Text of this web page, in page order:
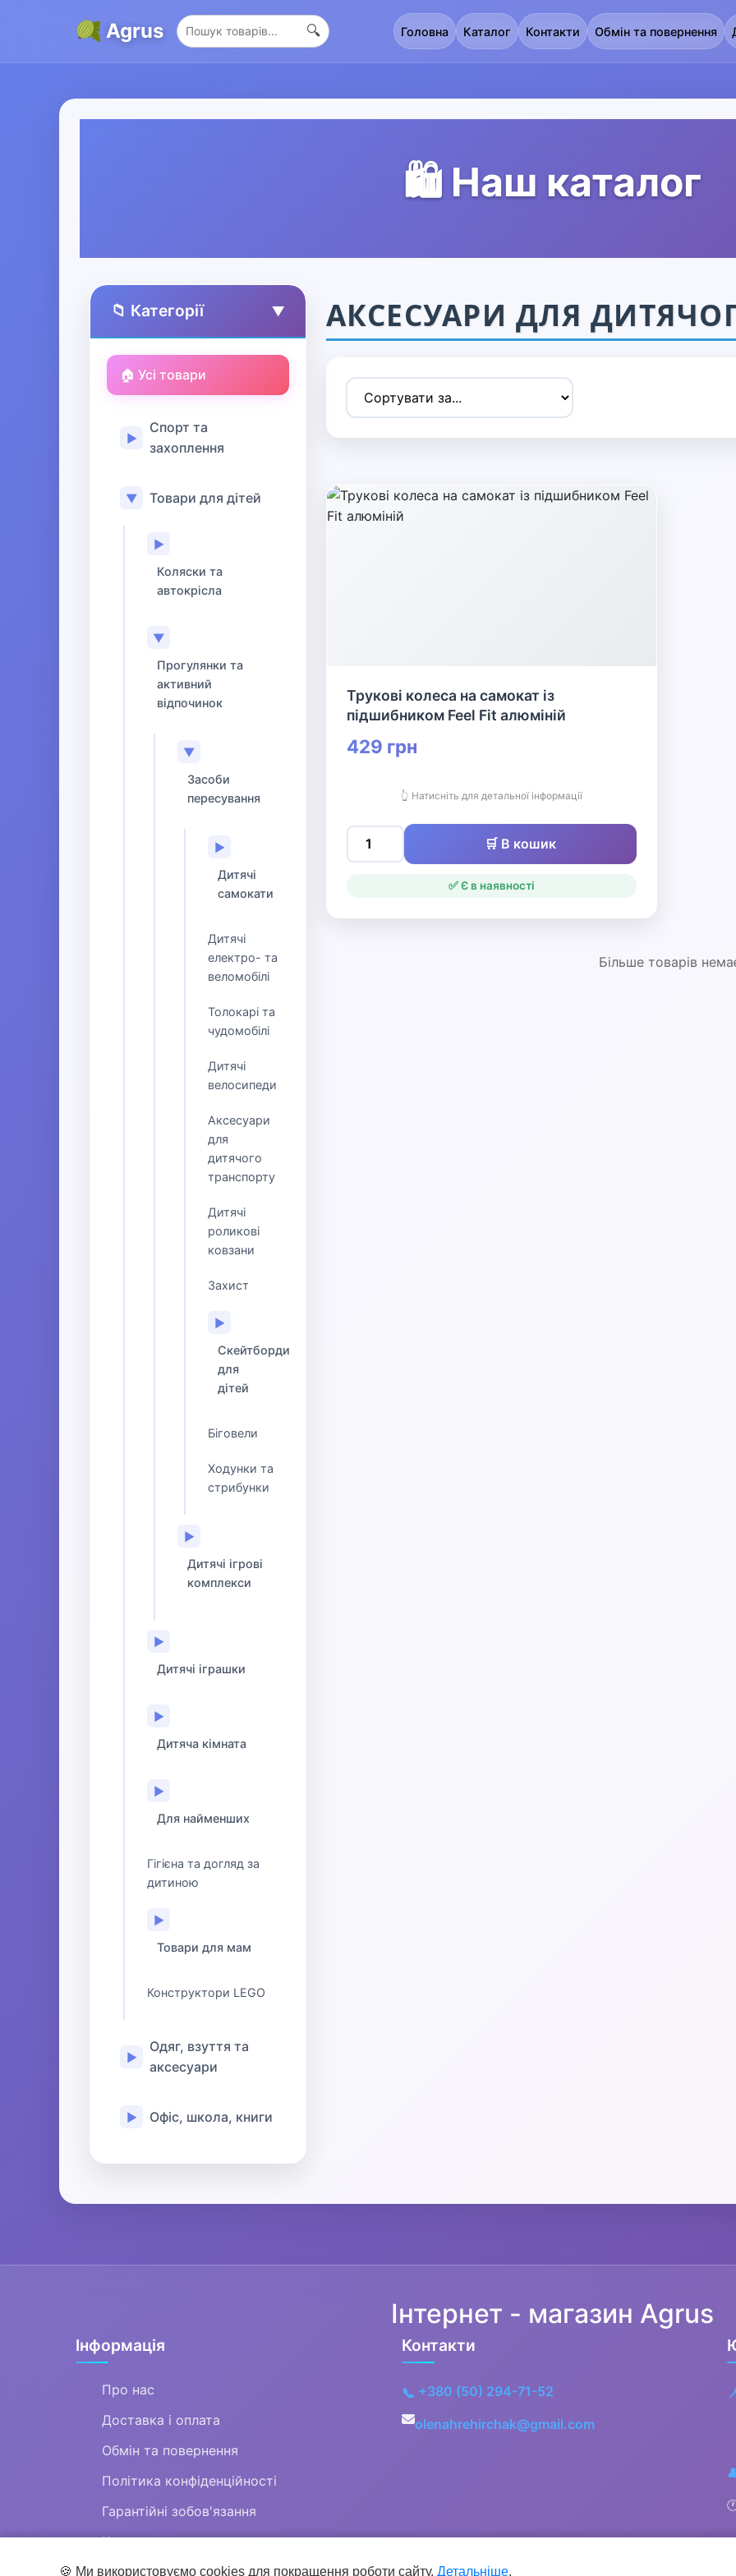
Agrus 🔍 Головна Каталог Контакти Обмін та повернення
🛍️ Наш каталог
📁 Категорії ▲
🏠 Усі товари
▶
Спорт та
захоплення
▼ Товари для дітей
▶
Коляски та
автокрісла
▼
Прогулянки та
активний
відпочинок
▼
Засоби
пересування
▶
Дитячі
самокати
Дитячі
електро- та
веломобілі
Толокарі та
чудомобілі
Дитячі
велосипеди
Аксесуари
для
дитячого
транспорту
Дитячі
роликові
ковзани
Захист
▶
Скейтборди
для
дітей
Біговели
Ходунки та
стрибунки
▶
Дитячі ігрові
комплекси
▶
Дитячі іграшки
▶
Дитяча кімната
▶
Для найменших
Гігієна та догляд за
дитиною
▶
Товари для мам
Конструктори LEGO
▶
Одяг, взуття та
аксесуари
▶ Офіс, школа, книги
АКСЕСУАРИ ДЛЯ
Трукові колеса на самокат із
підшибником Feel Fit алюміній
429 грн
👆 Натисніть для детальної інформації
🛒 В кошик
✅ Є в наявності
Більше товарів
🍪 Ми використовуємо cookies для покращення роботи сайту. Детальніше.
Інтернет - магазин Agrus
Інформація
Про нас
Доставка і оплата
Обмін та повернення
Політика конфіденційності
Гарантійні зобов'язання
Контакти
Контакти
📞 +380 (50) 294-71-52
olenahrehirchak@gmail.com